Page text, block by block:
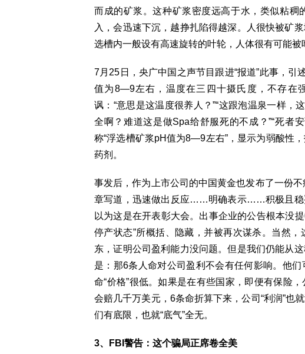
而成的矿浆。这种矿浆密度远高于水，类似粘稠
入，会迅速下沉，越挣扎陷得越深。人很快被矿
选槽内一般设有高速旋转的叶轮，人体很有可能被
7月25日，央广中国之声节目跟进“报道”此事，引
值为8—9左右，温度在三四十摄氏度，不存在
讽：“意思是这温度很养人？”“这跟泡温泉一样，
全啊？难道这是做Spa给舒服死的不成？”“死者
称“浮选槽矿浆pH值为8—9左右”，显示为弱酸性
药剂。
事发后，作为上市公司的中国黄金也发布了一份
章写道，迅速做出反应……明确表示……积极且
以为这是在开表彰大会。出事企业的公告根本没
停产状态”所概括、隐藏，并被再次谋杀。当然
东，证明公司盈利能力没问题。但是我们仍能从
是：那6条人命对公司盈利不会有任何影响。他
命“价格”很低。如果是在有些国家，即便有保险
会赔几千万美元，6条命折算下来，公司“利润”也
们有底限，也就“底气”全无。
3、FBI警告：这个骗局正席卷全美